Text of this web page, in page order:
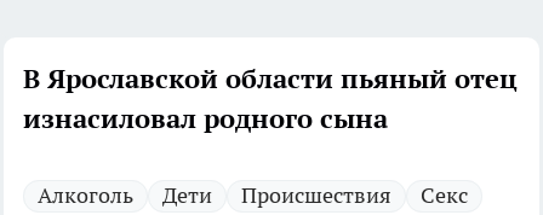
В Ярославской области пьяный отец
изнасиловал родного сына
Алкоголь Дети Происшествия Секс